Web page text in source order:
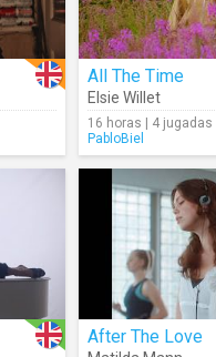
All The Time
Elsie Willet
16 horas | 4 jugadas
PabloBiel
After The Love